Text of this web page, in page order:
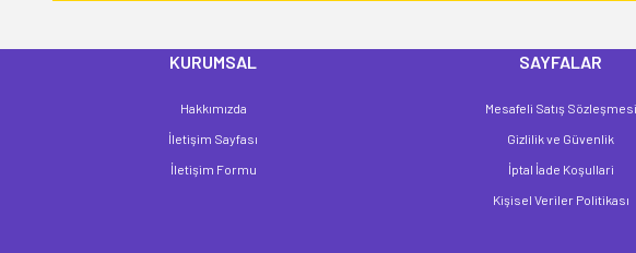
KURUMSAL
Hakkımızda
İletişim Sayfası
İletişim Formu
SAYFALAR
Mesafeli Satış Sözleşmesi
Gizlilik ve Güvenlik
İptal İade Koşullari
Kişisel Veriler Politikası